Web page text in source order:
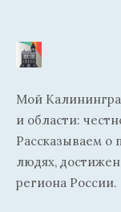
Мой
и области:
Рассказываем о
людях,
региона России.